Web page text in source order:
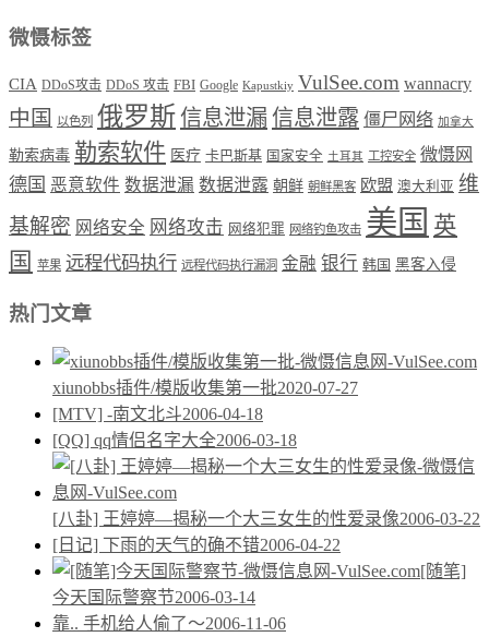
微慑标签
CIA DDoS攻击 DDoS 攻击 FBI Google Kapustkiy VulSee.com wannacry
中国 以色列 俄罗斯信息泄漏信息泄露 僵尸网络 加拿大
勒索病毒 勒索软件 医疗 卡巴斯基 国家安全 土耳其 工控安全 微慑网
德国 恶意软件 数据泄漏 数据泄露 朝鲜 朝鲜黑客 欧盟 澳大利亚 维
基解密 网络安全 网络攻击 网络犯罪 网络钓鱼攻击 美国 英
国
苹果 远程代码执行 远程代码执行漏洞 金融 银行 韩国 黑客入侵
热门文章
xiunobbs插件/模版收集第一批2020-07-27
[MTV] -南文北斗2006-04-18
[QQ] qq情侣名字大全2006-03-18
[八卦] 王婷婷—揭秘一个大三女生的性爱录像2006-03-22
[日记] 下雨的天气的确不错2006-04-22
[随笔]
今天国际警察节2006-03-14
靠.. 手机给人偷了～2006-11-06